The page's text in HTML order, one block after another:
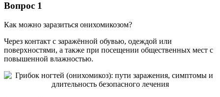
Вопрос 1
Как можно заразиться онихомикозом?
Через контакт с заражённой обувью, одеждой или
поверхностями, а также при посещении общественных мест с
повышенной влажностью.